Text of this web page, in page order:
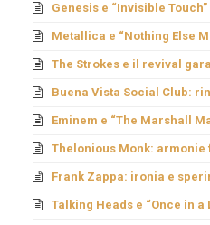
Genesis e “Invisible Touch”
Metallica e “Nothing Else
The Strokes e il revival
Buena Vista Social Club:
Eminem e “The Marshall
Thelonious Monk: armonie
Frank Zappa: ironia e
Talking Heads e “Once in a